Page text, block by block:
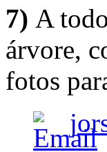
7) A
árvore,
fotos